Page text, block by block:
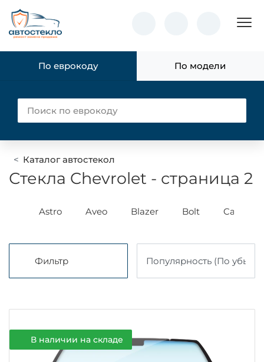
По еврокоду По модели
Каталог автостекол
Стекла Chevrolet - страница 2
Astro Aveo Blazer Bolt Camaro
Фильтр
В наличии на складе